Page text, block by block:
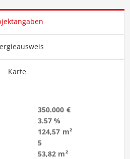
Karte
350.000 €
3.57 %
124,57 m²
5
53,82 m²